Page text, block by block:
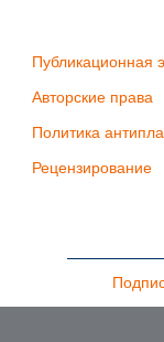
Публикационная
Авторские права
Политика
Рецензирование